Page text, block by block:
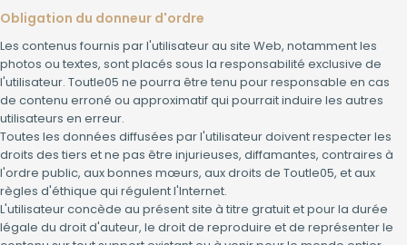
Obligation du donneur d'ordre
Les contenus fournis par l'utilisateur au site Web, notamment les
photos ou textes, sont placés sous la responsabilité exclusive de
l'utilisateur. Toutle05 ne pourra être tenu pour responsable en cas
de contenu erroné ou approximatif qui pourrait induire les autres
utilisateurs en erreur.
Toutes les données diffusées par l'utilisateur doivent respecter les
droits des tiers et ne pas être injurieuses, diffamantes, contraires à
l'ordre public, aux bonnes mœurs, aux droits de Toutle05, et aux
règles d'éthique qui régulent l'Internet.
L'utilisateur concède au présent site à titre gratuit et pour la durée
légale du droit d'auteur, le droit de reproduire et de représenter le